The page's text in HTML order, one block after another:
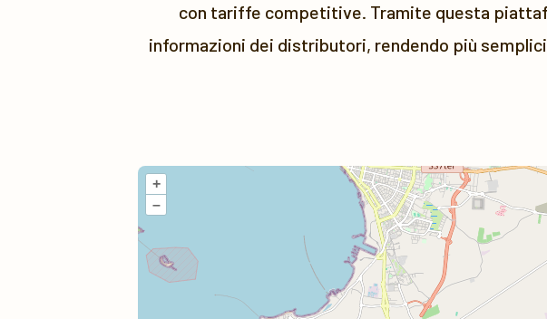
con tariffe competitive. Tramite questa
informazioni dei distributori, rendendo più
+
–